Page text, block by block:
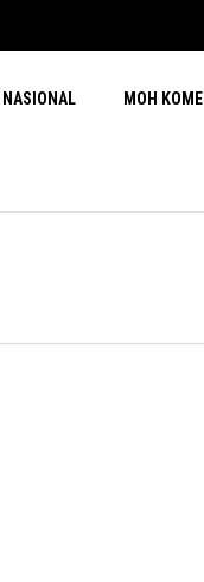
NASIONAL MOH KOME